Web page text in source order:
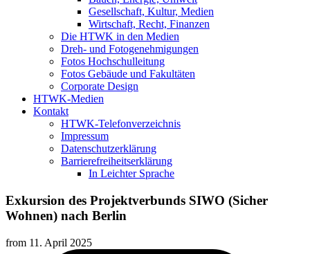
Gesellschaft, Kultur, Medien
Wirtschaft, Recht, Finanzen
Die HTWK in den Medien
Dreh- und Fotogenehmigungen
Fotos Hochschulleitung
Fotos Gebäude und Fakultäten
Corporate Design
HTWK-Medien
Kontakt
HTWK-Telefonverzeichnis
Impressum
Datenschutzerklärung
Barrierefreiheitserklärung
In Leichter Sprache
Exkursion des Projektverbunds SIWO (Sicher
Wohnen) nach Berlin
from 11. April 2025